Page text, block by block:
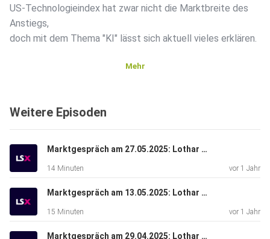
US-Technologieindex hat zwar nicht die Marktbreite des
Anstiegs,
doch mit dem Thema "KI" lässt sich aktuell vieles erklären.
Mehr
Weitere Episoden
Marktgespräch am 27.05.2025: Lothar Albert & Lars Erichsen
14 Minuten vor 1 Jahr
Marktgespräch am 13.05.2025: Lothar Albert & René Berteit
15 Minuten vor 1 Jahr
Marktgespräch am 29.04.2025: Lothar Albert & Bastian Galuschka